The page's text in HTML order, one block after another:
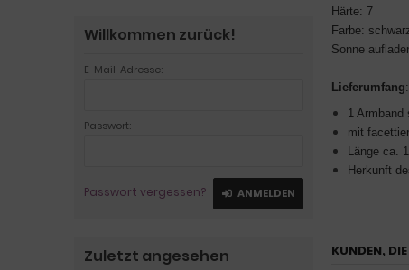
Härte: 7
Farbe:
Sonne
Lieferumfang:
1 Armband
mit
Länge ca.
Herkunft
KUNDEN,
Willkommen zurück!
E-Mail-Adresse:
Passwort:
Passwort vergessen? ANMELDEN
Zuletzt angesehen